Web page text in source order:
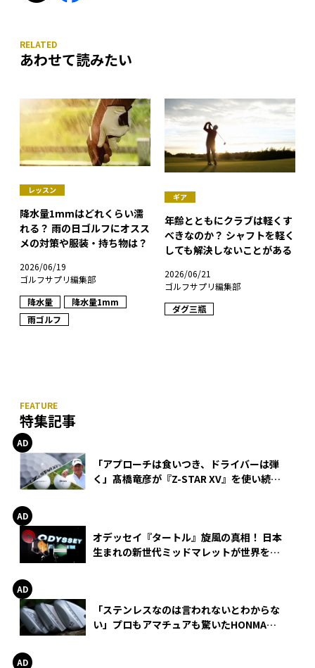
あわせて読みたい
レッスン
降水量1mmはどれくらい濡
れる？ 雨の日ゴルフにオスス
メの対策や服装・持ち物は？
2026/06/19
ゴルフサプリ編集部
降水量
降水量1mm
雨ゴルフ
ギア
年齢とともにクラブは軽くす
べきなのか？ シャフトを軽く
しても解決しないことがある
2026/06/21
ゴルフサプリ編集部
ダグ三瓶
特集記事
「アプローチは食いつき、ドライバーは弾
く」髙橋竜彦が『Z-STAR XV』を使い続け
オデッセイ『タートル』旋風の真相！ 日本
生まれの新世代ミッドマレットが世界を席
「ステンレスなのは言われないとわからな
い」プロもアマチュアも驚いたHONMA